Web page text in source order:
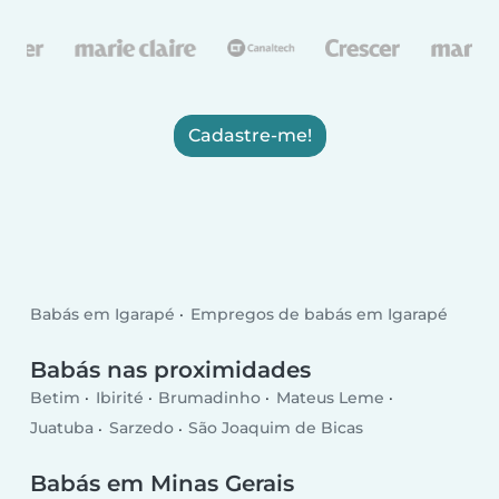
Cadastre-me!
Babás em Igarapé Empregos de babás em Igarapé
Babás nas proximidades
Betim Ibirité Brumadinho
Mateus Leme
Juatuba
Sarzedo São Joaquim de Bicas
Babás em Minas Gerais